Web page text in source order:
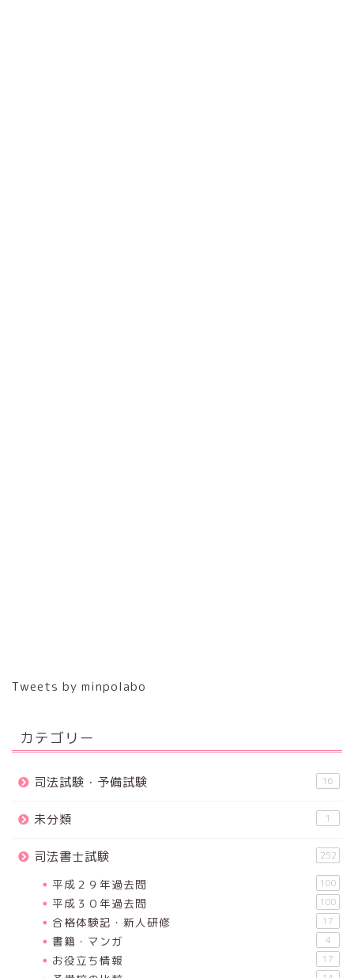
Tweets by minpolabo
カテゴリー
司法試験・予備試験 16
未分類 1
司法書士試験 252
平成２９年過去問 100
平成３０年過去問 100
合格体験記・新人研修 17
書籍・マンガ 4
お役立ち情報 17